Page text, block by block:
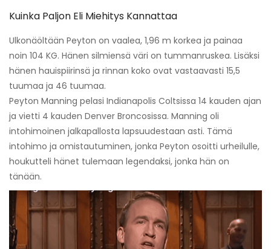
Kuinka Paljon Eli Miehitys Kannattaa
Ulkonäöltään Peyton on vaalea, 1,96 m korkea ja painaa
noin 104 KG. Hänen silmiensä väri on tummanruskea. Lisäksi
hänen hauispiirinsä ja rinnan koko ovat vastaavasti 15,5
tuumaa ja 46 tuumaa.
Peyton Manning pelasi Indianapolis Coltsissa 14 kauden ajan
ja vietti 4 kauden Denver Broncosissa. Manning oli
intohimoinen jalkapallosta lapsuudestaan ​​asti. Tämä
intohimo ja omistautuminen, jonka Peyton osoitti urheilulle,
houkutteli hänet tulemaan legendaksi, jonka hän on
tänään.